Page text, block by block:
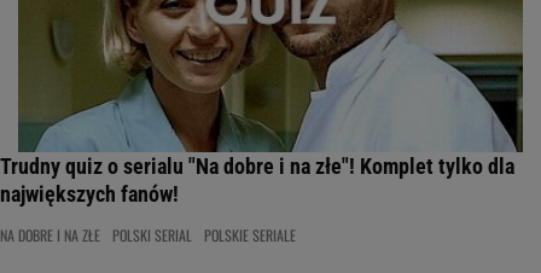
Trudny quiz o serialu "Na dobre i na złe"! Komplet tylko dla
największych fanów!
NA DOBRE I NA ZŁE POLSKI SERIAL POLSKIE SERIALE